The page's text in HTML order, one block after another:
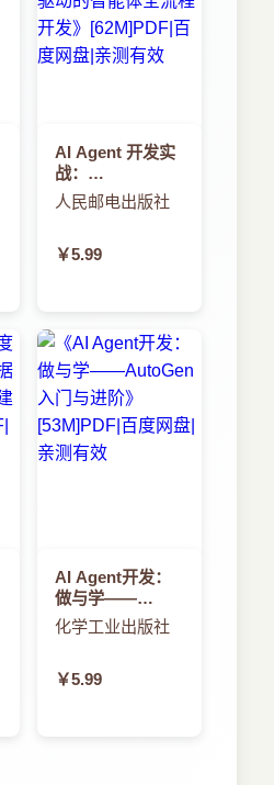
AI Agent 开发实
战：
MCP+A2A+LangGraph
驱动的智能体全
人民邮电出版社
￥5.99
AI Agent开发：
做与学——
AutoGen入门与
进阶
化学工业出版社
￥5.99